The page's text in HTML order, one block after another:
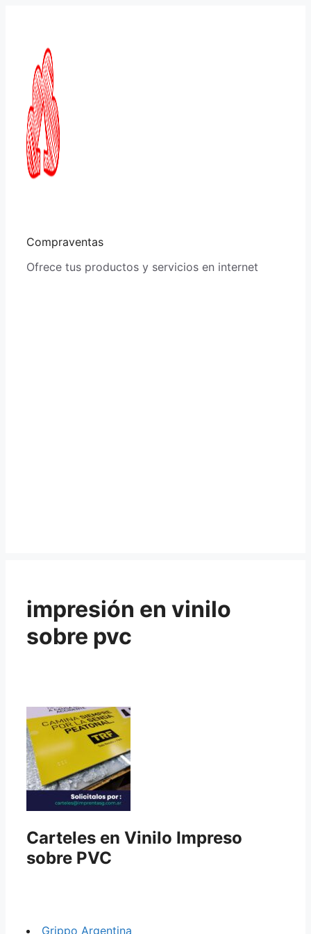
Compraventas
Ofrece tus productos y servicios en internet
impresión en vinilo
sobre pvc
Carteles en Vinilo Impreso
sobre PVC
Grippo Argentina